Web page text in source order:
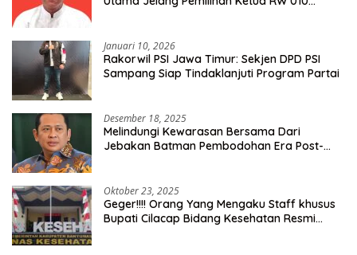
Januari 10, 2026
Rakorwil PSI Jawa Timur: Sekjen DPD PSI
Sampang Siap Tindaklanjuti Program Partai
Desember 18, 2025
Melindungi Kewarasan Bersama Dari
Jebakan Batman Pembodohan Era Post-
Oktober 23, 2025
Geger!!!! Orang Yang Mengaku Staff khusus
Bupati Cilacap Bidang Kesehatan Resmi